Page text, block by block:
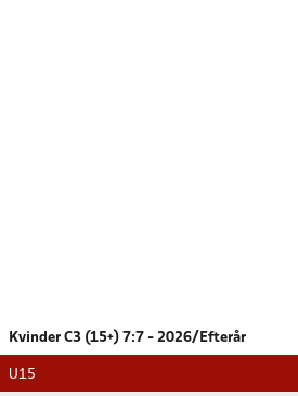
Kvinder C3 (15+) 7:7 - 2026/Efterår
U15